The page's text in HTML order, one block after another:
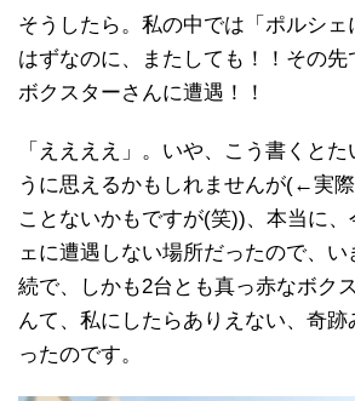
そうしたら。私の中では「ポルシ
はずなのに、またしても！！その先
ボクスターさんに遭遇！！
「ええええ」。いや、こう書くと
うに思えるかもしれませんが(←実
ことないかもですが(笑))、本当に
ェに遭遇しない場所だったので、
続で、しかも2台とも真っ赤なボク
んて、私にしたらありえない、奇
ったのです。